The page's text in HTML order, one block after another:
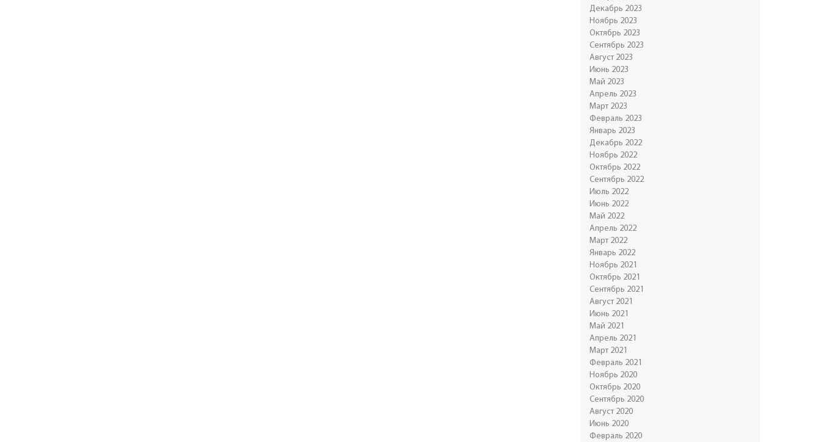
Декабрь 2023
Ноябрь 2023
Октябрь 2023
Сентябрь 2023
Август 2023
Июнь 2023
Май 2023
Апрель 2023
Март 2023
Февраль 2023
Январь 2023
Декабрь 2022
Ноябрь 2022
Октябрь 2022
Сентябрь 2022
Июль 2022
Июнь 2022
Май 2022
Апрель 2022
Март 2022
Январь 2022
Ноябрь 2021
Октябрь 2021
Сентябрь 2021
Август 2021
Июнь 2021
Май 2021
Апрель 2021
Март 2021
Февраль 2021
Ноябрь 2020
Октябрь 2020
Сентябрь 2020
Август 2020
Июнь 2020
Февраль 2020